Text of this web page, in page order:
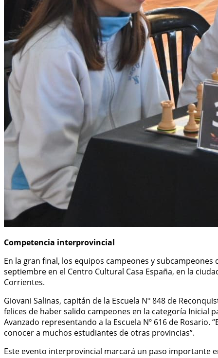
Competencia interprovincial
En la gran final, los equipos campeones y
septiembre en el Centro Cultural Casa España, en la
Corrientes.
Giovani Salinas, capitán de la Escuela Nº 848 de
felices de haber salido campeones en la categoría Inicial
Avanzado representando a la Escuela Nº 616 de
conocer a muchos estudiantes de otras provincias”.
Este evento interprovincial marcará un paso importante